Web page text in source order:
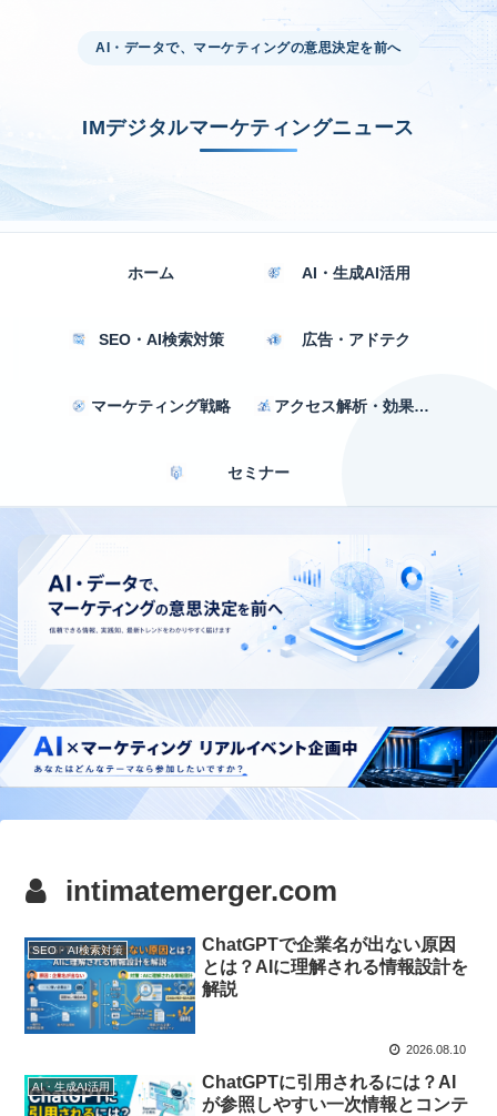
AI・データで、マーケティングの意思決定を前へ
IMデジタルマーケティングニュース
ホーム AI・生成AI活用
SEO・AI検索対策 広告・アドテク
マーケティング戦略 アクセス解析・効果測定
セミナー
intimatemerger.com
SEO・AI検索対策
ChatGPTで企業名が出ない原因
とは？AIに理解される情報設計を
解説
2026.08.10
AI・生成AI活用
ChatGPTに引用されるには？AI
が参照しやすい一次情報とコンテ